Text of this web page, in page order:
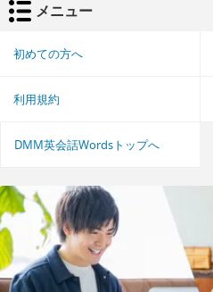
メニュー
初めての方へ
利用規約
DMM英会話Wordsトップへ